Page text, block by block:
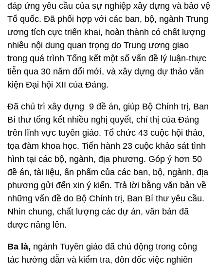
đáp ứng yêu cầu của sự nghiệp xây dựng và bảo vệ
Tổ quốc. Đã phối hợp với các ban, bộ, ngành Trung
ương tích cực triển khai, hoàn thành có chất lượng
nhiều nội dung quan trọng do Trung ương giao
trong quá trình Tổng kết một số vấn đề lý luận-thực
tiễn qua 30 năm đổi mới, và xây dựng dự thảo văn
kiện Đại hội XII của Đảng.
Đã chủ trì xây dựng 9 đề án, giúp Bộ Chính trị, Ban
Bí thư tổng kết nhiều nghị quyết, chỉ thị của Đảng
trên lĩnh vực tuyên giáo. Tổ chức 43 cuộc hội thảo,
tọa đàm khoa học. Tiến hành 23 cuộc khảo sát tình
hình tại các bộ, ngành, địa phương. Góp ý hơn 50
đề án, tài liệu, ấn phẩm của các ban, bộ, ngành, địa
phương gửi đến xin ý kiến. Trả lời bằng văn bản về
những vấn đề do Bộ Chính trị, Ban Bí thư yêu cầu.
Nhìn chung, chất lượng các dự án, văn bản đã
được nâng lên.
Ba là, ngành Tuyên giáo đã chủ động trong công
tác hướng dẫn và kiểm tra, đôn đốc việc nghiên